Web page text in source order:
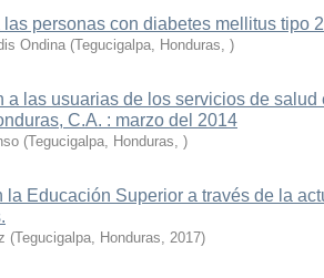
personas con diabetes mellitus tipo 2
Ondina (Tegucigalpa, Honduras, )
a las usuarias de los servicios de
C.A. : marzo del 2014
(Tegucigalpa, Honduras, )
la Educación Superior a través de la
(Tegucigalpa, Honduras, 2017)